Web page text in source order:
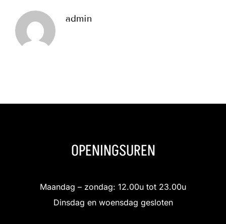
admin
OPENINGSUREN
Maandag – zondag: 12.00u tot 23.00u
Dinsdag en woensdag gesloten